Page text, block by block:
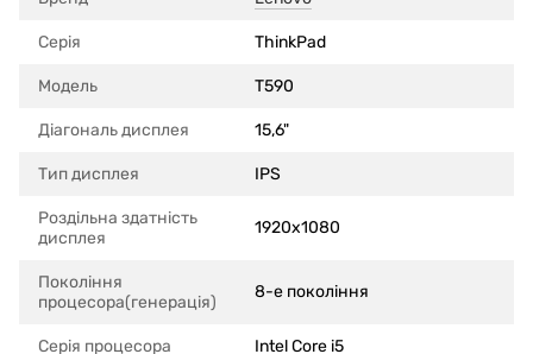
Серія ThinkPad
Модель T590
Діагональ дисплея 15,6"
Тип дисплея IPS
Роздільна здатність
дисплея
1920x1080
Покоління
процесора(генерація)
8-е покоління
Серія процесора Intel Core i5